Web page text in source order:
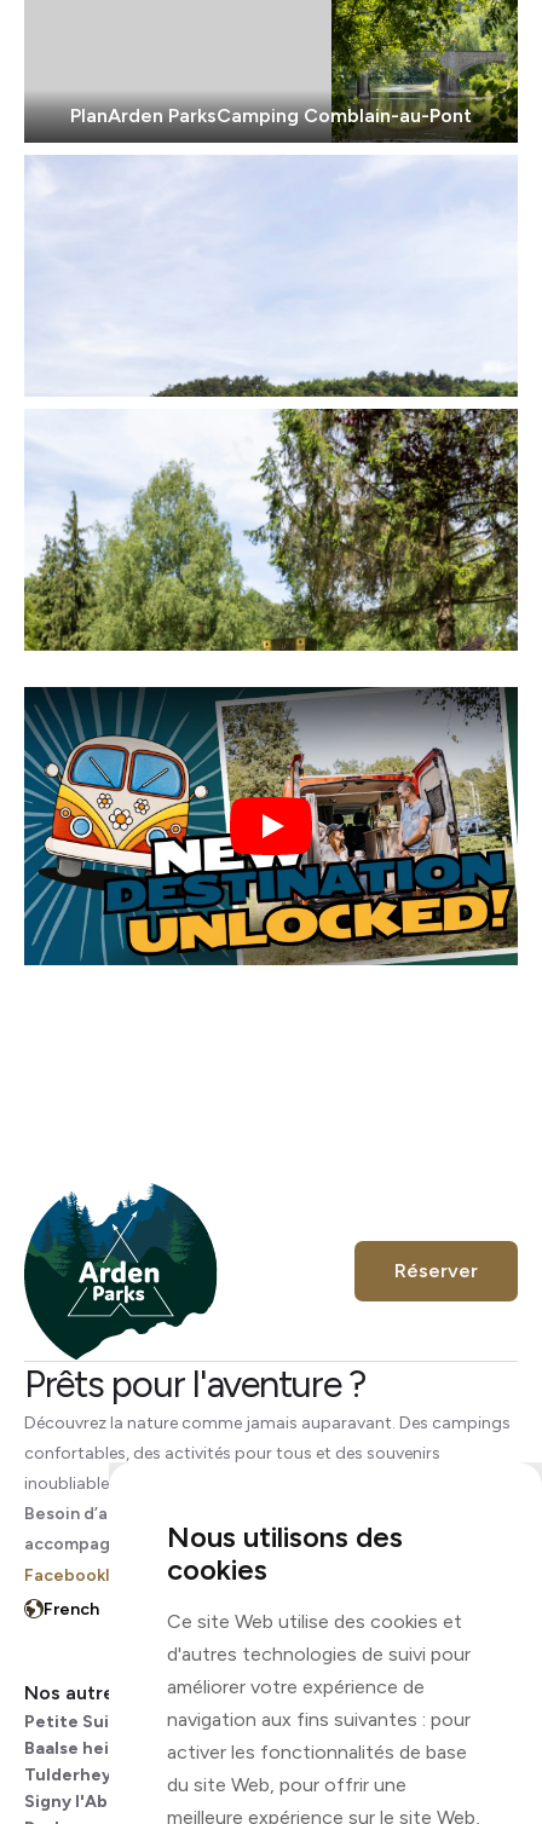
Nous utilisons des
cookies
Ce site Web utilise des cookies et
d'autres technologies de suivi pour
améliorer votre expérience de
navigation aux fins suivantes : pour
activer les fonctionnalités de base
du site Web, pour offrir une
meilleure expérience sur le site Web,
PlanArden ParksCamping Comblain-au-Pont
Play
Réserver
Prêts pour l'aventure ?
Découvrez la nature comme jamais auparavant. Des campings
confortables, des activités pour tous et des souvenirs
inoubliables vous attendent.
Besoin d’aide ? Appelez-nous, nous sommes là pour vous
accompagner.
FacebookInstagram
Nos autres campings
Petite Suisse
Baalse hei
Tulderheyde
Signy l'Abbaye
Menu
Infos pratiques
Les alentours
Contact